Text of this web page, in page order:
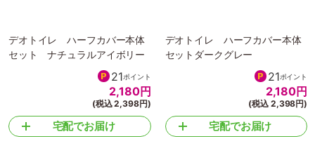
デオトイレ ハーフカバー本体
セット ナチュラルアイボリー
21ポイント
2,180円
(税込 2,398円)
宅配でお届け
デオトイレ ハーフカバー本体
セットダークグレー
21ポイント
2,180円
(税込 2,398円)
宅配でお届け